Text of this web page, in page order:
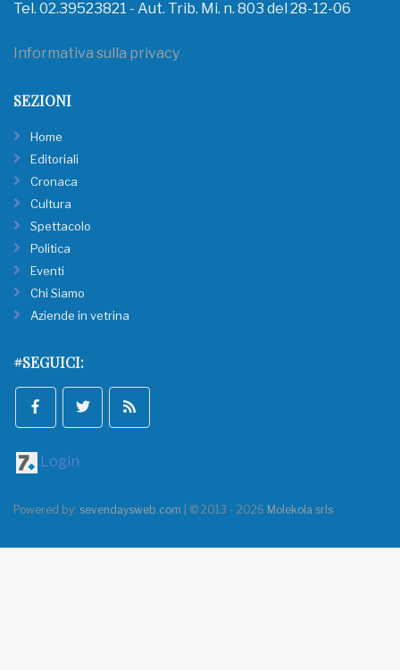
Tel. 02.39523821 - Aut. Trib. Mi. n. 803 del 28-12-06
Informativa sulla privacy
SEZIONI
Home
Editoriali
Cronaca
Cultura
Spettacolo
Politica
Eventi
Chi Siamo
Aziende in vetrina
#SEGUICI:
Login
Powered by: sevendaysweb.com | © 2013 - 2026 Molekola srls